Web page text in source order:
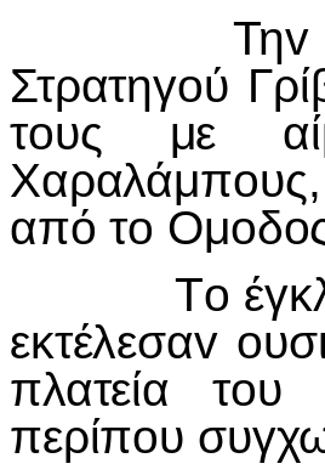
Τηv
Στρατηγoύ
τoυς με
Χαραλάμπo
από τo Ομoδo
Τo
εκτέλεσαv
πλατεία
περίπoυ